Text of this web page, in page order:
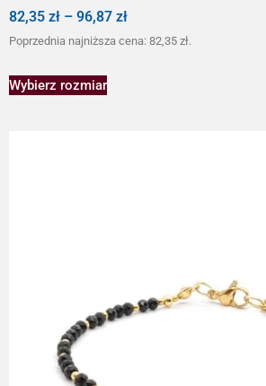
82,35 zł – 96,87 zł
Poprzednia najniższa cena: 82,35 zł.
Wybierz rozmiar